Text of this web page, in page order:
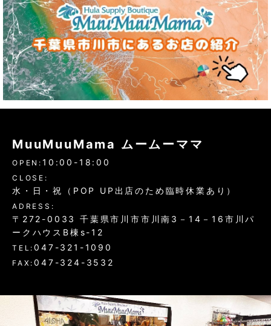
MuuMuuMama ムームーママ
OPEN: 10:00-18:00
CLOSE:
水・日・祝（POP UP出店のため臨時休業あり）
ADRESS:
〒272-0033 千葉県市川市市川南3－14－16市川パ
ークハウスB棟s-12
TEL:047-321-1090
FAX:047-324-3532